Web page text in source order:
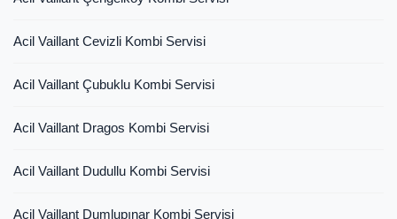
Acil Vaillant Cevizli Kombi Servisi
Acil Vaillant Çubuklu Kombi Servisi
Acil Vaillant Dragos Kombi Servisi
Acil Vaillant Dudullu Kombi Servisi
Acil Vaillant Dumlupınar Kombi Servisi